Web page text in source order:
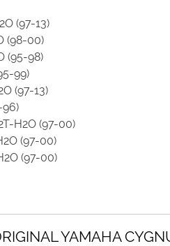
(97-13)
(98-00)
(95-98)
99)
(97-13)
96)
H2O (97-00)
(97-00)
(97-00)
YAMAHA